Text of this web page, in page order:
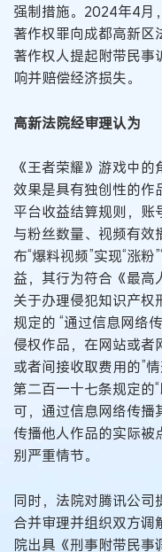
强制措施。2024年4月
著作权罪向成都高新区
著作权人提起附带民事
响并赔偿经济损失。
高新法院经审理认为
《王者荣耀》游戏中
效果是具有独创性的作
平台收益结算规则，账
与粉丝数量、视频有效
布“爆料视频”实现“涨
益，其行为符合《最高
关于办理侵犯知识产权
规定的 “通过信息网络
侵权作品，在网站或者
或者间接收取费用的”
第二百一十七条规定的
可，通过信息网络传播
传播他人作品的实际被
别严重情节。
同时，法院对腾讯公司
合并审理并组织双方调
院出具《刑事附带民